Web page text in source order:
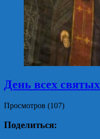
День всех святых
Просмотров (107)
Поделиться: